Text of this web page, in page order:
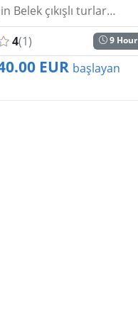
Belek çıkışlı turlar
Doğa ve de
iç içe olması ile kişiler
hem de daha önce
4(1) 9 Hour
EUR başlayan